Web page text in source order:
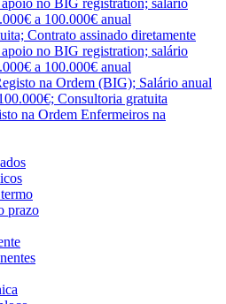
a 100.000€ anual
Contrato assinado diretamente
no BIG registration; salário
a 100.000€ anual
na Ordem (BIG); Salário anual
Consultoria gratuita
na Ordem Enfermeiros na
prazo